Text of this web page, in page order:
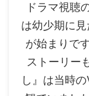
ドラマ視聴
は幼少期に
が始まりで
ストーリー
し』は当時